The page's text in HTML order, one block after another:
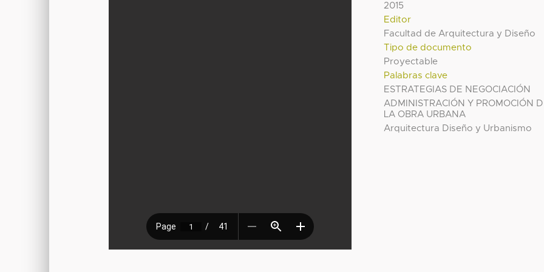
2015
Editor
Facultad de Arquitectura y Diseño
Tipo de documento
Proyectable
Palabras clave
ESTRATEGIAS DE NEGOCIACIÓN
ADMINISTRACIÓN Y PROMOCIÓN
LA OBRA URBANA
Arquitectura Diseño y Urbanismo